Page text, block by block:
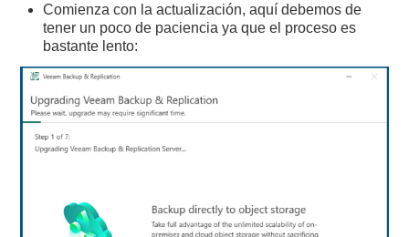
Comienza con la actualización, aquí debemos de
tener un poco de paciencia ya que el proceso es
bastante lento: